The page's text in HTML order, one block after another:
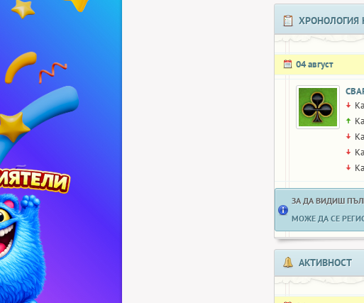
ХРОНОЛОГИЯ
04 август
ЗА ДА ВИДИШ
МОЖЕ ДА СЕ
АКТИВНОСТ